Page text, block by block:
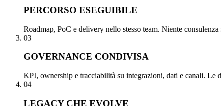
PERCORSO ESEGUIBILE
Roadmap, PoC e delivery nello stesso team. Niente
03
GOVERNANCE CONDIVISA
KPI, ownership e tracciabilità su integrazioni, dati e canali. Le
04
LEGACY CHE EVOLVE